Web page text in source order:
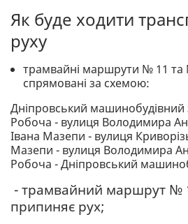
Як буде ходити
руху
трамвайні маршрути № 11 та
спрямовані за схемою:
Дніпровський машинобудівний
Робоча - вулиця Володимира
Івана Мазепи - вулиця
Мазепи - вулиця Володимира
Робоча - Дніпровський
- трамвайний маршрут №
припиняє рух;